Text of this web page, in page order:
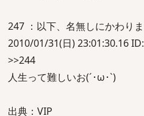
247 ：以下、名無しにかわり
2010/01/31(日) 23:01:30.16
>>244
人生って難しいお(´･ω･`)
出典：VIP